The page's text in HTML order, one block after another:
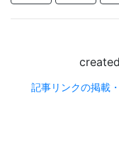
記事リンクの掲載